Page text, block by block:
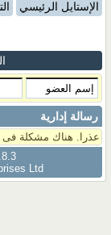
الإستايل الرئيسي
رسالة إدارية
عذرا. هناك مشكلة فى
Ltd.